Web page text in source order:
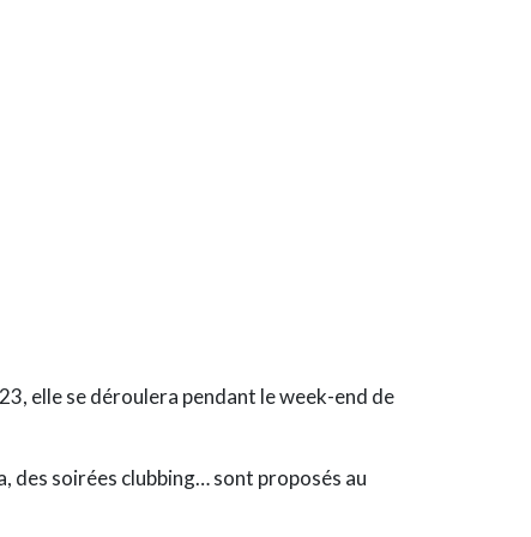
elle se déroulera pendant le week-end de
des soirées clubbing… sont proposés au